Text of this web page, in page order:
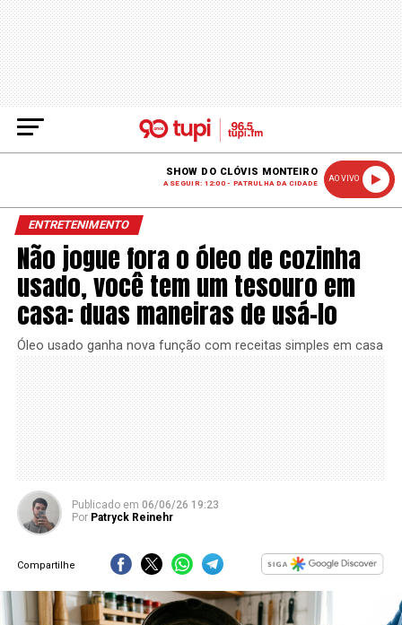
SHOW DO CLÓVIS MONTEIRO
A SEGUIR: 12:00 - PATRULHA DA CIDADE
AO VIVO
ENTRETENIMENTO
Não jogue fora o óleo de cozinha
usado, você tem um tesouro em
casa: duas maneiras de usá-lo
Óleo usado ganha nova função com receitas simples em casa
Publicado em 06/06/26 19:23
Por Patryck Reinehr
Compartilhe